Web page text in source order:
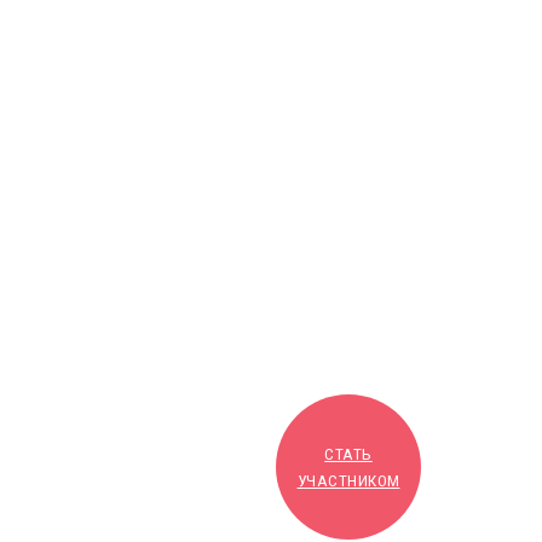
СТАТЬ
УЧАСТНИКОМ